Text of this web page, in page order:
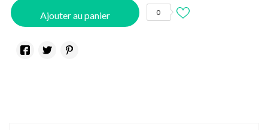
Ajouter au panier 0